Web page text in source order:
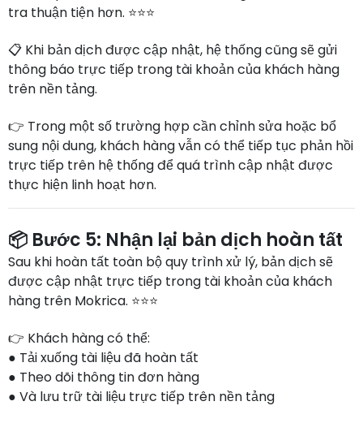
tra thuận tiện hơn. ⭐⭐⭐
📋 Khi bản dịch được cập nhật, hệ thống cũng sẽ gửi
thông báo trực tiếp trong tài khoản của khách hàng
trên nền tảng.
👉 Trong một số trường hợp cần chỉnh sửa hoặc bổ
sung nội dung, khách hàng vẫn có thể tiếp tục phản hồi
trực tiếp trên hệ thống để quá trình cập nhật được
thực hiện linh hoạt hơn.
📦 Bước 5: Nhận lại bản dịch hoàn tất
Sau khi hoàn tất toàn bộ quy trình xử lý, bản dịch sẽ
được cập nhật trực tiếp trong tài khoản của khách
hàng trên Mokrica. ⭐⭐⭐
👉 Khách hàng có thể:
● Tải xuống tài liệu đã hoàn tất
● Theo dõi thông tin đơn hàng
● Và lưu trữ tài liệu trực tiếp trên nền tảng